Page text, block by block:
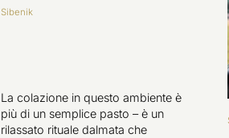
Sibenik
La colazione in questo ambiente è
più di un semplice pasto – è un
rilassato rituale dalmata che